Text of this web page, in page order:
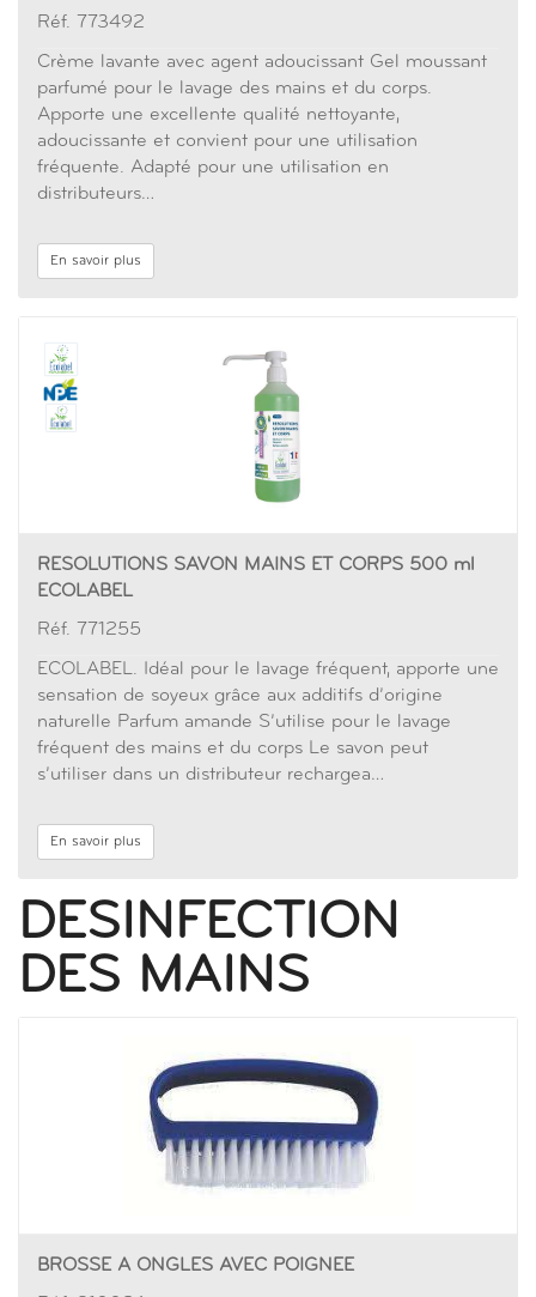
Réf. 773492
Crème lavante avec agent adoucissant Gel moussant
parfumé pour le lavage des mains et du corps.
Apporte une excellente qualité nettoyante,
adoucissante et convient pour une utilisation
fréquente. Adapté pour une utilisation en
distributeurs…
En savoir plus
RESOLUTIONS SAVON MAINS ET CORPS 500 ml
ECOLABEL
Réf. 771255
ECOLABEL. Idéal pour le lavage fréquent, apporte une
sensation de soyeux grâce aux additifs d’origine
naturelle Parfum amande S’utilise pour le lavage
fréquent des mains et du corps Le savon peut
s’utiliser dans un distributeur rechargea…
En savoir plus
DESINFECTION
DES MAINS
BROSSE A ONGLES AVEC POIGNEE